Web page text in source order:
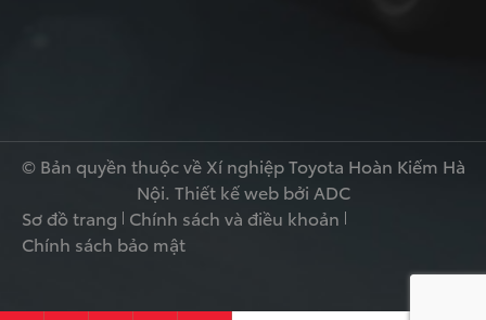
© Bản quyền thuộc về Xí nghiệp Toyota Hoàn Kiếm Hà
Nội. Thiết kế webbởi ADC
Sơ đồ trang Chính sách và điều khoản
Chính sách bảo mật